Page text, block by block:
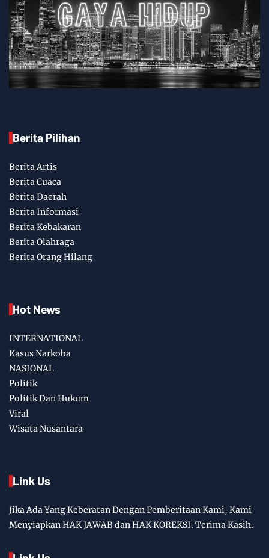
Berita Pilihan
Berita Artis
Berita Cuaca
Berita Daerah
Berita Informasi
Berita Kebakaran
Berita Olahraga
Berita Orang Hilang
Hot News
INTERNATIONAL
Kasus Narkoba
NASIONAL
Politik
Politik Dan Hukum
Viral
Wisata Nusantara
Link Us
Jika Ada Yang Keberatan Dengan Pemberitaan Kami, Kami
Menyiapkan HAK JAWAB dan HAK KOREKSI. Terima Kasih.